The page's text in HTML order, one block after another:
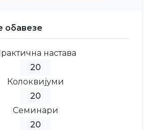
обавезе
настава
20
Колоквијуми
20
Семинари
20